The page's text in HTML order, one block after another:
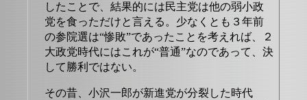
したことで、結果的には民主党は他の弱小政
党を食っただけと言える。少なくとも３年前
の参院選は“惨敗”であったことを考えれば、２
大政党時代にはこれが“普通”なのであって、決
して勝利ではない。
その昔、小沢一郎が新進党が分裂した時代